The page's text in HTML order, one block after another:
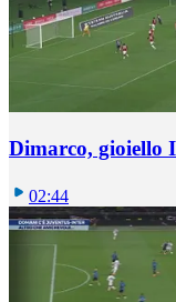
Dimarco, gioiello
02:44